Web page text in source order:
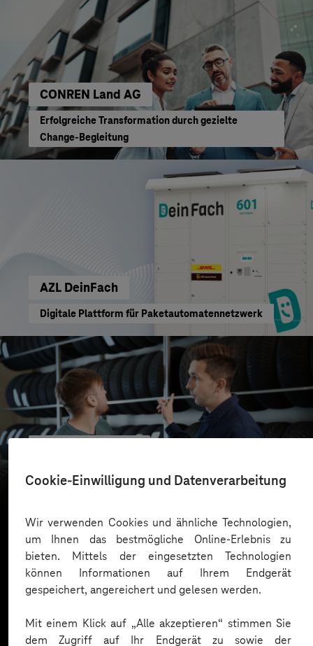
Cookie-Einwilligung und Datenverarbeitung
Wir verwenden Cookies und ähnliche Technologien,
um Ihnen das bestmögliche Online-Erlebnis zu
bieten. Mittels der eingesetzten Technologien
können Informationen auf Ihrem Endgerät
gespeichert, angereichert und gelesen werden.
Mit einem Klick auf „Alle akzeptieren“ stimmen Sie
dem Zugriff auf Ihr Endgerät zu sowie der
CONREN Land AG
Erfolgreiche Transformation durch gezielte
Change-Begleitung
AZL DeinFach
Digitale Plattform für Paketautomatennetzwerk
Business GPT für eine sichere und effiziente KI-
Mehr laden